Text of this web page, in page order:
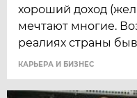
хороший доход
мечтают многие.
реалиях страны
КАРЬЕРА И БИЗНЕС